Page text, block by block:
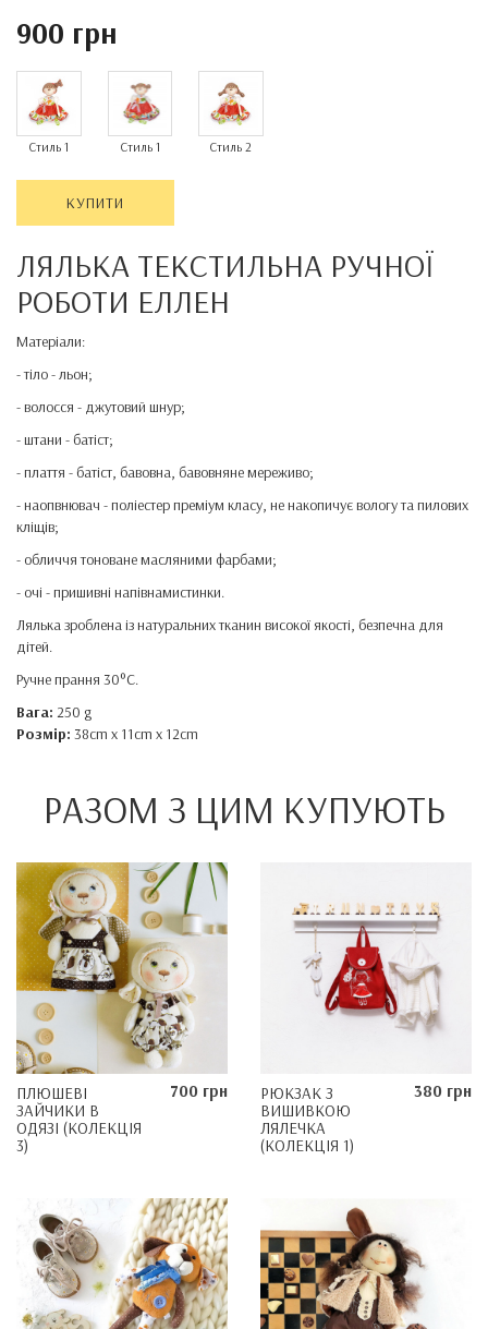
900 грн
Стиль 1 Стиль 1 Стиль 2
КУПИТИ
ЛЯЛЬКА ТЕКСТИЛЬНА РУЧНОЇ
РОБОТИ ЕЛЛЕН
Матеріали:
- тіло - льон;
- волосся - джутовий шнур;
- штани - батіст;
- плаття - батіст, бавовна, бавовняне мереживо;
- наопвнювач - поліестер преміум класу, не накопичує вологу та пилових
кліщів;
- обличчя тоноване масляними фарбами;
- очі - пришивні напівнамистинки.
Лялька зроблена із натуральних тканин високої якості, безпечна для
дітей.
Ручне прання 30°C.
Вага: 250 g
Розмір: 38cm x 11cm x 12cm
РАЗОМ З ЦИМ КУПУЮТЬ
ПЛЮШЕВІ
ЗАЙЧИКИ В
ОДЯЗІ (КОЛЕКЦІЯ
3)
700 грн
РЮКЗАК З
ВИШИВКОЮ
ЛЯЛЕЧКА
(КОЛЕКЦІЯ 1)
380 грн